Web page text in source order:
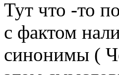
Тут что -то
с фактом
синонимы (